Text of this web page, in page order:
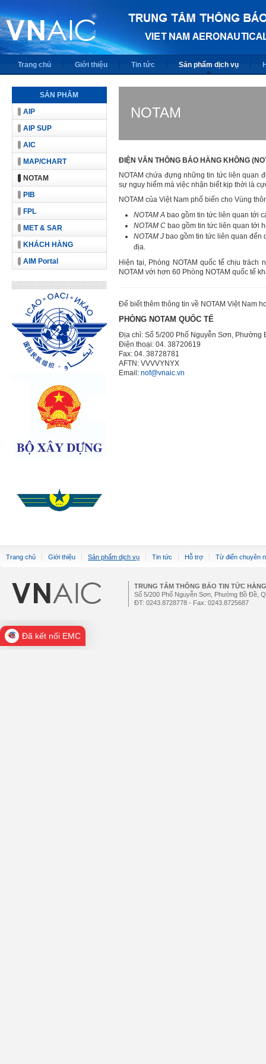
Trang chủ Giới thiệu Tin tức Sản phẩm dịch vụ
SẢN PHẨM
AIP
AIP SUP
AIC
MAP/CHART
NOTAM
PIB
FPL
MET & SAR
KHÁCH HÀNG
AIM Portal
NOTAM
ĐIỆN VĂN THÔNG BÁO HÀNG KHÔNG
NOTAM chứa đựng những tin tức liên quan
sự nguy hiểm mà việc nhận biết kịp thời là
NOTAM của Việt Nam phổ biến cho Vùng
NOTAM A bao gồm tin tức liên quan tới
NOTAM C bao gồm tin tức liên quan tới
NOTAM J bao gồm tin tức liên quan đến
địa.
Hiện tại, Phòng NOTAM quốc tế chịu
NOTAM với hơn 60 Phòng NOTAM quốc tế
Để biết thêm thông tin về NOTAM Việt Nam
PHÒNG NOTAM QUỐC TẾ
Địa chỉ: Số 5/200 Phố Nguyễn Sơn, Phường
Điện thoại: 04. 38720619
Fax: 04. 38728781
AFTN: VVVVYNYX
Email: nof@vnaic.vn
Trang chủ Giới thiệu Sản phẩm dịch vụ Tin tức Hỗ trợ Từ điển chuyên
TRUNG TÂM THÔNG BÁO TIN TỨC
Số 5/200 Phố Nguyễn Sơn, Phường Bồ Đề,
ĐT: 0243.8728778 - Fax: 0243.8725687
Đã kết nối EMC